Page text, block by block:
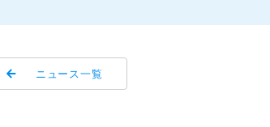
ニュース一覧